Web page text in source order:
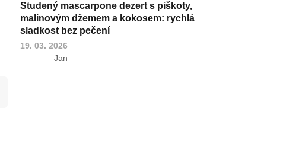
Studený mascarpone dezert s piškoty,
malinovým džemem a kokosem: rychlá
sladkost bez pečení
19. 03. 2026
Jan